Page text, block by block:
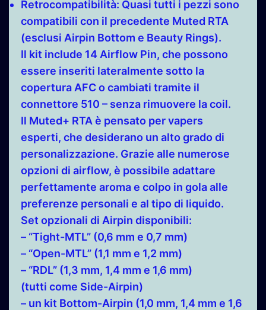
Retrocompatibilità: Quasi tutti i pezzi sono
compatibili con il precedente Muted RTA
(esclusi Airpin Bottom e Beauty Rings).
Il kit include 14 Airflow Pin, che possono
essere inseriti lateralmente sotto la
copertura AFC o cambiati tramite il
connettore 510 – senza rimuovere la coil.
Il Muted+ RTA è pensato per vapers
esperti, che desiderano un alto grado di
personalizzazione. Grazie alle numerose
opzioni di airflow, è possibile adattare
perfettamente aroma e colpo in gola alle
preferenze personali e al tipo di liquido.
Set opzionali di Airpin disponibili:
– “Tight-MTL” (0,6 mm e 0,7 mm)
– “Open-MTL” (1,1 mm e 1,2 mm)
– “RDL” (1,3 mm, 1,4 mm e 1,6 mm)
(tutti come Side-Airpin)
– un kit Bottom-Airpin (1,0 mm, 1,4 mm e 1,6